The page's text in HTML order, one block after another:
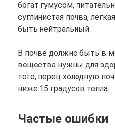
богат гумусом,
суглинистая почва,
быть нейтральный.
В почве должно быть в
вещества нужны для
того, перец холодную
ниже 15 градусов тепла.
Частые ошибки